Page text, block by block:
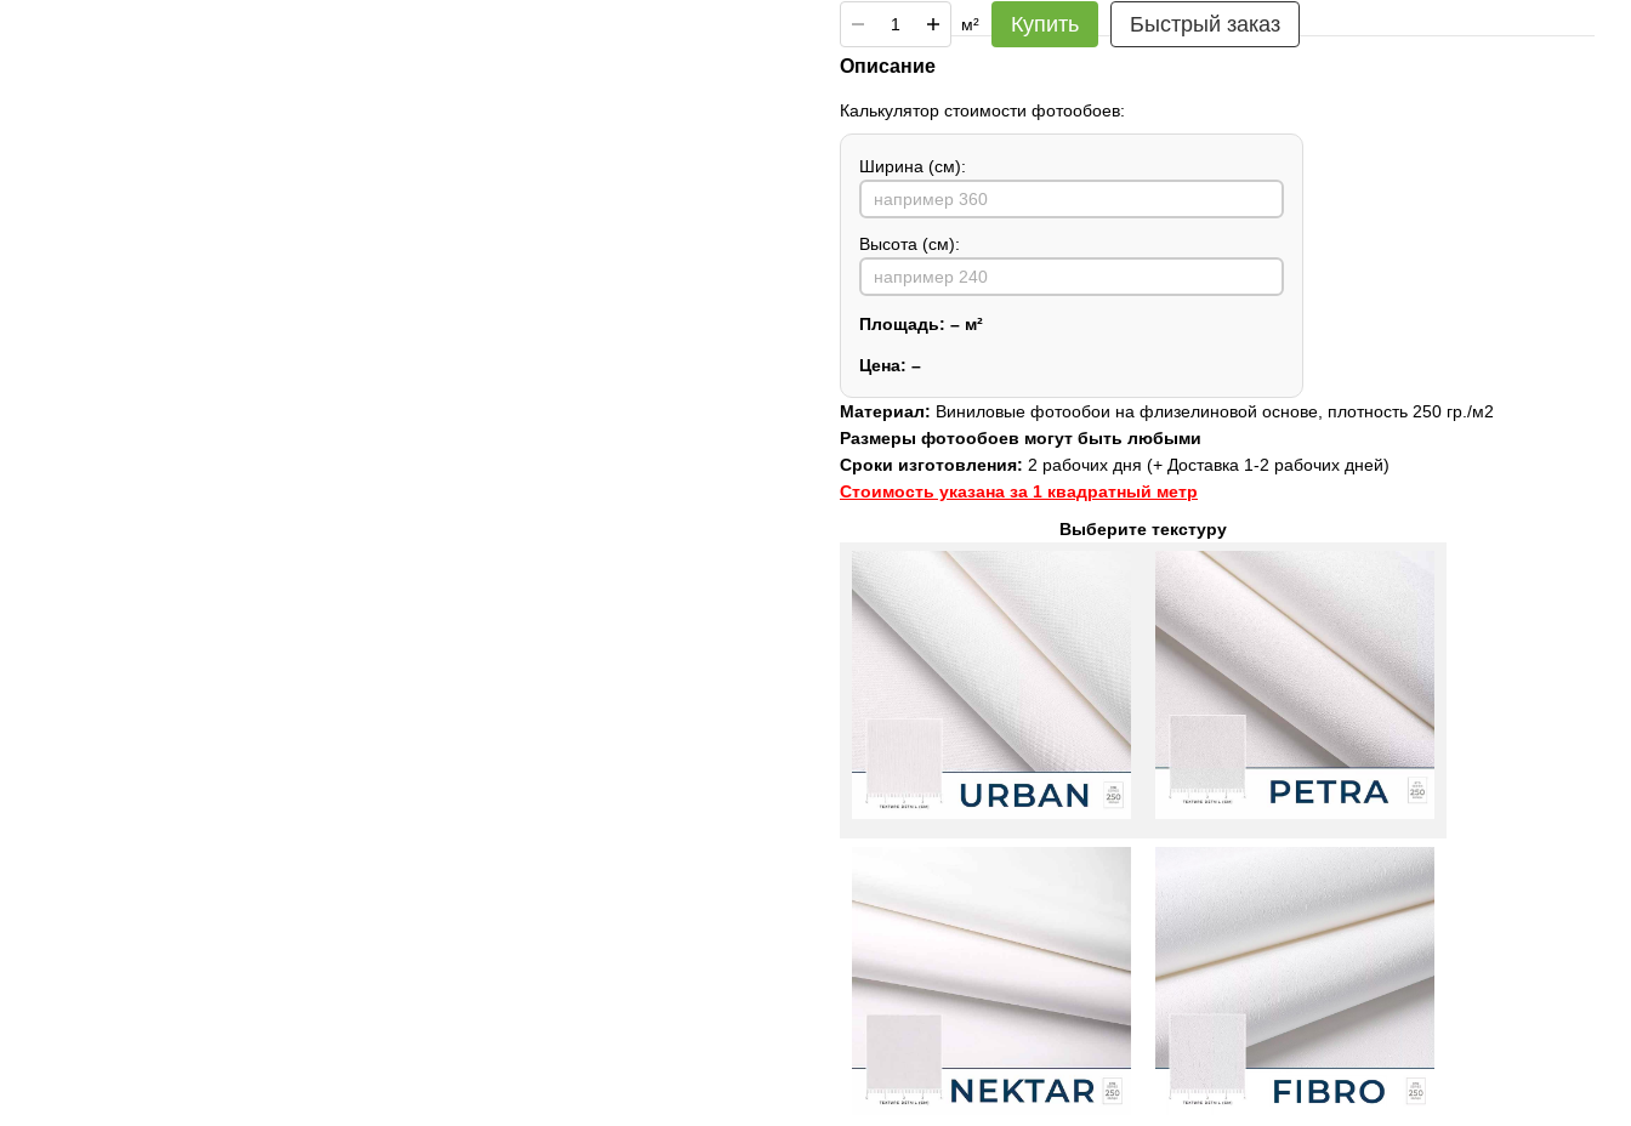
м² Купить Быстрый заказ
Описание
Калькулятор стоимости фотообоев:
Ширина (см):
Высота (см):
Площадь: – м²
Цена: –
Материал: Виниловые фотообои на флизелиновой основе, плотность 250 гр./м2
Размеры фотообоев могут быть любыми
Сроки изготовления: 2 рабочих дня (+ Доставка 1-2 рабочих дней)
Стоимость указана за 1 квадратный метр
Выберите текстуру